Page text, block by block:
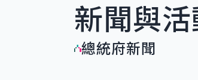
國家氣候變遷對策委員會
重要談話
總統府新聞
影音頻道
賴清德總統
參觀資訊新聞與
總統府新聞